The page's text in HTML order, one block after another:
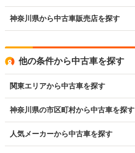
神奈川県から中古車販売店を探す
他の条件から中古車を探す
関東エリアから中古車を探す
神奈川県の市区町村から中古車を探す
人気メーカーから中古車を探す